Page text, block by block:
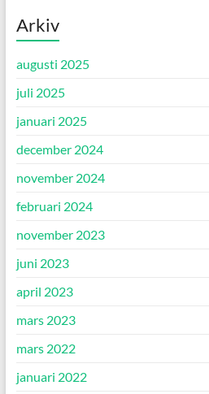
Arkiv
augusti 2025
juli 2025
januari 2025
december 2024
november 2024
februari 2024
november 2023
juni 2023
april 2023
mars 2023
mars 2022
januari 2022